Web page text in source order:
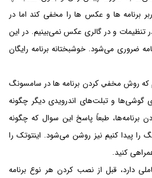
برنامه ها و عکس ها را مخفی کند اما در
تنظیمات و در گالری عکس نمی‌بینیم. در این
ضروری می‌شود. خوشبختانه برنامه رایگان
که روش مخفي كردن برنامه ها در سامسونگ
و تبلت‌های اندرویدی دیگر چگونه
طبعاً پاسخ این سوال که چگونه
پیدا کنیم نیز روشن می‌شود. اینتوتک را
کنید.
دارد، قبل از نصب کردن هر نوع برنامه